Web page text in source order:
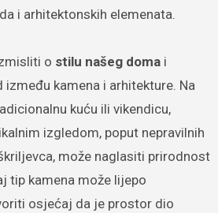
i arhitektonskih elemenata.
o stilu našeg domai
kamena i arhitekture. Na
kuću ili vikendicu,
izgledom, poput nepravilnih
može naglasiti prirodnost
tip kamena može lijepo
osjećaj da je prostor dio